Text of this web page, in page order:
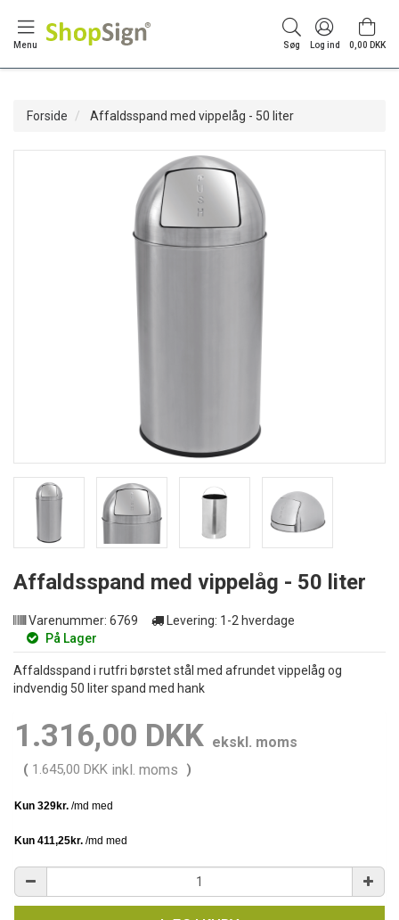
Menu Søg Log ind 0,00 DKK
Forside Affaldsspand med vippelåg - 50 liter
Affaldsspand med vippelåg - 50 liter
Varenummer: 6769 Levering: 1-2 hverdage
På Lager
Affaldsspand i rutfri børstet stål med afrundet vippelåg og
indvendig 50 liter spand med hank
1.316,00 DKK ekskl. moms
( 1.645,00 DKK inkl. moms )